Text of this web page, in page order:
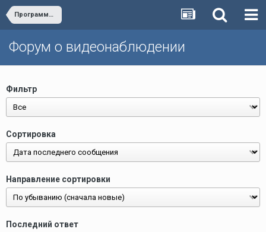
Программное обеспечение «Линия» версии 5**
Форум о видеонаблюдении
Фильтр
Сортировка
Направление сортировки
Последний ответ